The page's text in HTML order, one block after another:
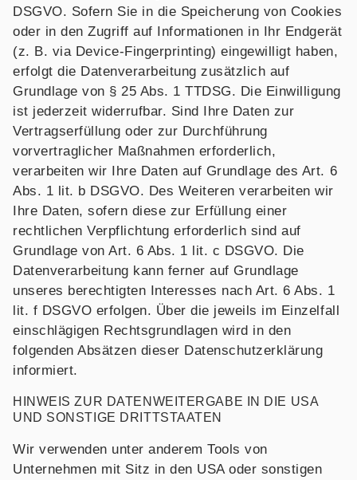
DSGVO. Sofern Sie in die Speicherung von Cookies
oder in den Zugriff auf Informationen in Ihr Endgerät
(z. B. via Device-Fingerprinting) eingewilligt haben,
erfolgt die Datenverarbeitung zusätzlich auf
Grundlage von § 25 Abs. 1 TTDSG. Die Einwilligung
ist jederzeit widerrufbar. Sind Ihre Daten zur
Vertragserfüllung oder zur Durchführung
vorvertraglicher Maßnahmen erforderlich,
verarbeiten wir Ihre Daten auf Grundlage des Art. 6
Abs. 1 lit. b DSGVO. Des Weiteren verarbeiten wir
Ihre Daten, sofern diese zur Erfüllung einer
rechtlichen Verpflichtung erforderlich sind auf
Grundlage von Art. 6 Abs. 1 lit. c DSGVO. Die
Datenverarbeitung kann ferner auf Grundlage
unseres berechtigten Interesses nach Art. 6 Abs. 1
lit. f DSGVO erfolgen. Über die jeweils im Einzelfall
einschlägigen Rechtsgrundlagen wird in den
folgenden Absätzen dieser Datenschutzerklärung
informiert.
HINWEIS ZUR DATENWEITERGABE IN DIE USA
UND SONSTIGE DRITTSTAATEN
Wir verwenden unter anderem Tools von
Unternehmen mit Sitz in den USA oder sonstigen